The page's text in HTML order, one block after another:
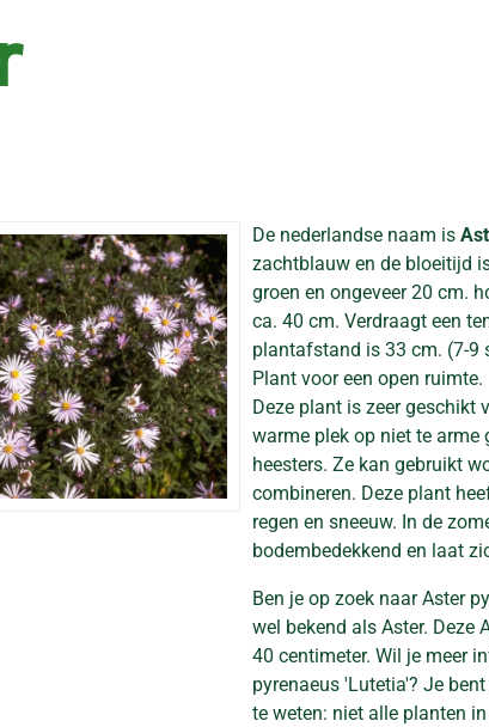
De nederlandse naam is
zachtblauw en de bloeitijd
groen en ongeveer 20 cm.
ca. 40 cm. Verdraagt een
plantafstand is 33 cm. (7-9
Plant voor een open ruimte.
Deze plant is zeer geschikt
warme plek op niet te arme
heesters. Ze kan gebruikt
combineren. Deze plant
regen en sneeuw. In de
bodembedekkend en laat
Ben je op zoek naar Aster
wel bekend als Aster. Deze
40 centimeter. Wil je meer
pyrenaeus 'Lutetia'? Je
te weten: niet alle planten